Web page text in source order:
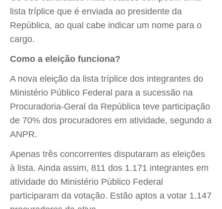
lista tríplice que é enviada ao presidente da
República, ao qual cabe indicar um nome para o
cargo.
Como a eleição funciona?
A nova eleição da lista tríplice dos integrantes do
Ministério Público Federal para a sucessão na
Procuradoria-Geral da República teve participação
de 70% dos procuradores em atividade, segundo a
ANPR.
Apenas três concorrentes disputaram as eleições
à lista. Ainda assim, 811 dos 1.171 integrantes em
atividade do Ministério Público Federal
participaram da votação. Estão aptos a votar 1.147